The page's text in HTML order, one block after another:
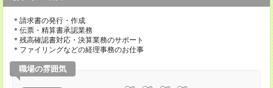
＊請求書の発行・作成
＊伝票・精算書承認業務
＊残高確認書対応・決算業務のサポート
＊ファイリングなどの経理事務のお仕事
職場の雰囲気